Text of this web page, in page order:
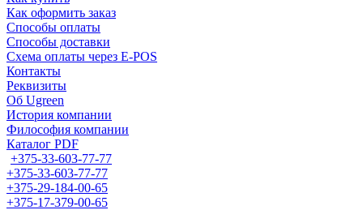
Как оформить заказ
Способы оплаты
Способы доставки
Схема оплаты через E-POS
Контакты
Реквизиты
Об Ugreen
История компании
Философия компании
Каталог PDF
+375-33-603-77-77
+375-33-603-77-77
+375-29-184-00-65
+375-17-379-00-65